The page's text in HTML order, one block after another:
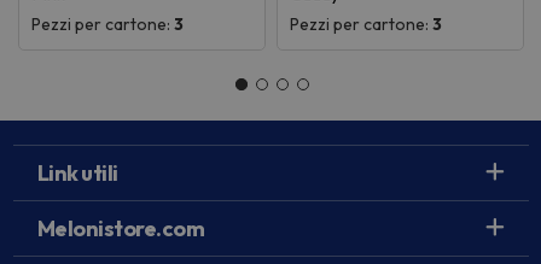
Pezzi per cartone:3 Pezzi per cartone:3
Link utili
Melonistore.com